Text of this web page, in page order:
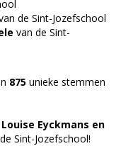
de Sint-Jozefschool
van de Sint-
875 unieke stemmen
Louise Eyckmans en
Sint-Jozefschool!